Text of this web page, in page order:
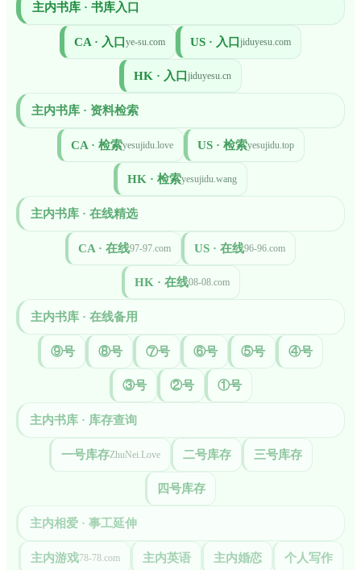
主内书库 · 书库入口
CA · 入口 ye-su.com US · 入口 jiduyesu.com
HK · 入口 jiduyesu.cn
主内书库 · 资料检索
CA · 检索yesujidu.love US · 检索yesujidu.top
HK · 检索yesujidu.wang
主内书库 · 在线精选
CA · 在线97-97.com US · 在线96-96.com
HK · 在线08-08.com
主内书库 · 在线备用
⑨号 ⑧号 ⑦号 ⑥号 ⑤号 ④号
③号 ②号 ①号
主内书库 · 库存查询
一号库存ZhuNei.Love 二号库存 三号库存
四号库存
主内相爱 · 事工延伸
主内游戏78-78.com 主内英语 主内婚恋 个人写作